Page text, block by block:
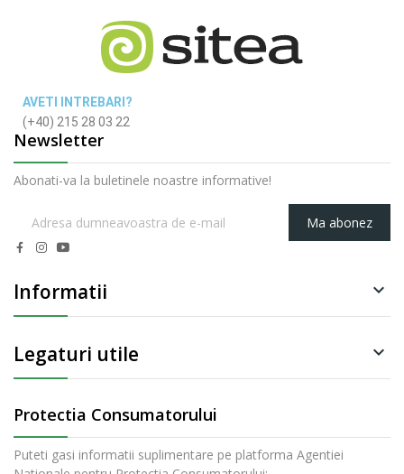
AVETI INTREBARI?
(+40) 215 28 03 22
Newsletter
Abonati-va la buletinele noastre informative!
Ma abonez
Informatii 
Legaturi utile 
Protectia Consumatorului
Puteti gasi informatii suplimentare pe platforma Agentiei